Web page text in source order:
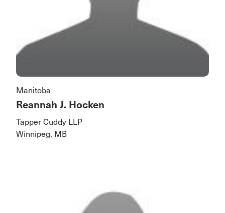
Manitoba
Reannah J. Hocken
Tapper Cuddy LLP
Winnipeg, MB